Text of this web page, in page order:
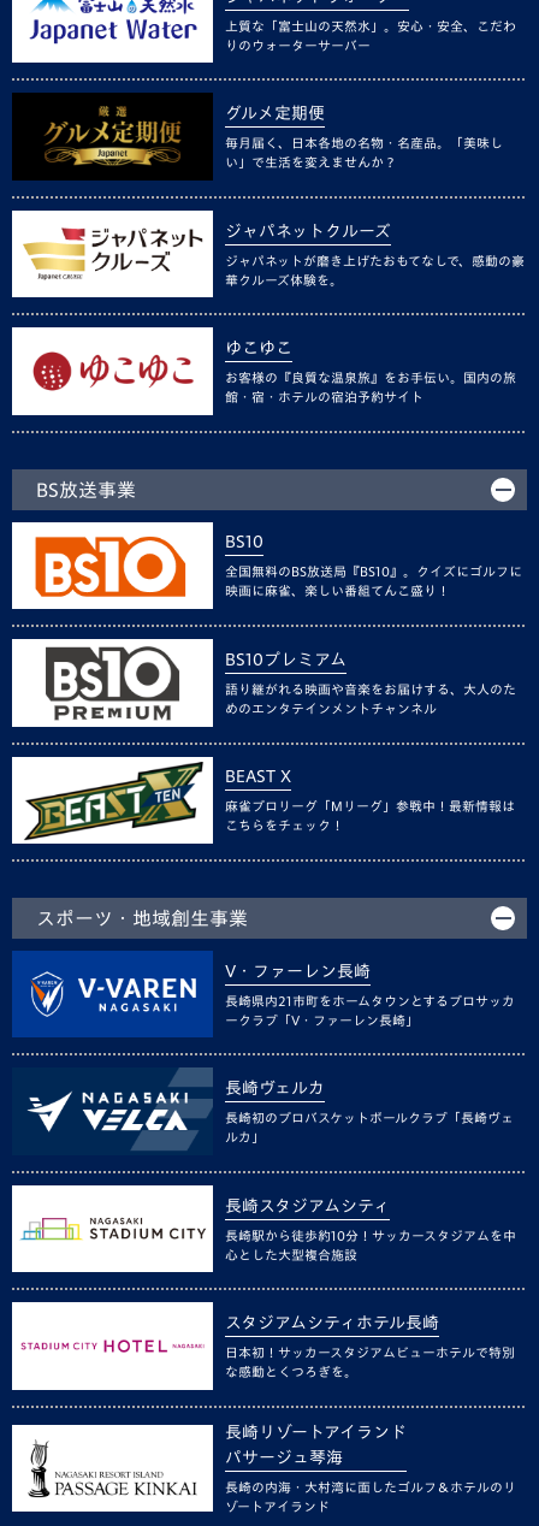
上質な「富士山の天然水」。安心・安全、こだわ
りのウォーターサーバー
グルメ定期便
毎月届く、日本各地の名物・名産品。「美味し
い」で生活を変えませんか？
ジャパネットクルーズ
ジャパネットが磨き上げたおもてなしで、感動の豪
華クルーズ体験を。
ゆこゆこ
お客様の『良質な温泉旅』をお手伝い。国内の旅
館・宿・ホテルの宿泊予約サイト
BS放送事業
BS10
全国無料のBS放送局『BS10』。クイズにゴルフに
映画に麻雀、楽しい番組てんこ盛り！
BS10プレミアム
語り継がれる映画や音楽をお届けする、大人のた
めのエンタテインメントチャンネル
BEAST X
麻雀プロリーグ「Mリーグ」参戦中！最新情報は
こちらをチェック！
スポーツ・地域創生事業
V・ファーレン長崎
長崎県内21市町をホームタウンとするプロサッカ
ークラブ「V・ファーレン長崎」
長崎ヴェルカ
長崎初のプロバスケットボールクラブ「長崎ヴェ
ルカ」
長崎スタジアムシティ
長崎駅から徒歩約10分！サッカースタジアムを中
心とした大型複合施設
スタジアムシティホテル長崎
日本初！サッカースタジアムビューホテルで特別
な感動とくつろぎを。
長崎リゾートアイランド
パサージュ琴海
長崎の内海・大村湾に面したゴルフ＆ホテルのリ
ゾートアイランド